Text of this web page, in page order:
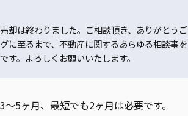
却は終わりました。ご相談頂き、ありがとう
に至るまで、不動産に関するあらゆる相談事
。よろしくお願いいたします。
5ヶ月、最短でも2ヶ月は必要です。